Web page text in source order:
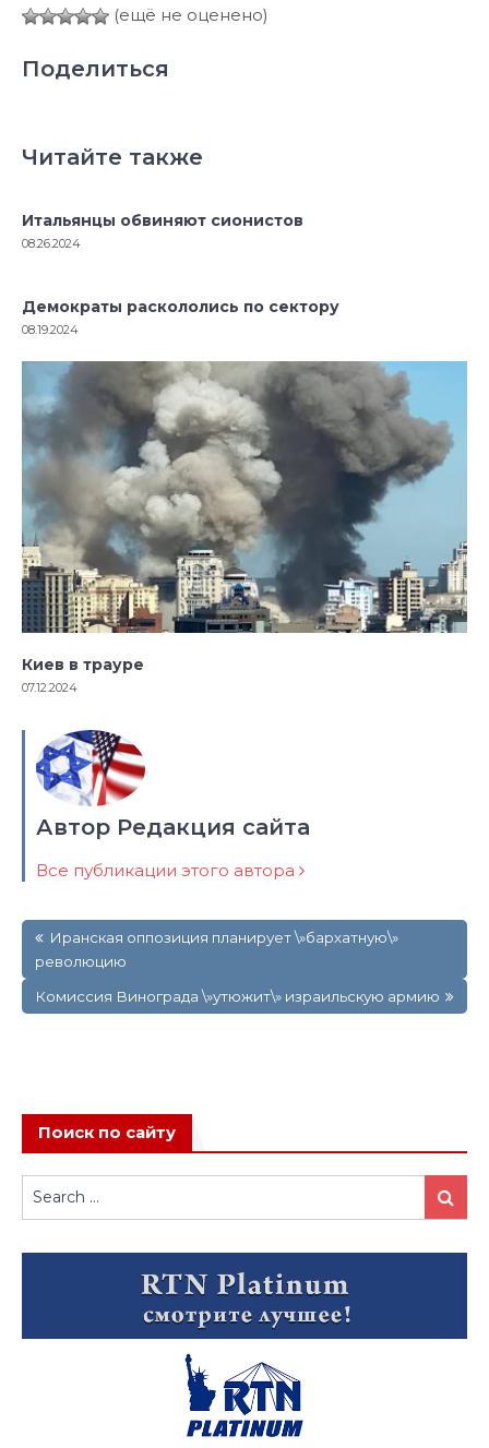
(ещё не оценено)
Поделиться
Читайте также
Итальянцы обвиняют сионистов
08.26.2024
Демократы раскололись по сектору
08.19.2024
Киев в трауре
07.12.2024
Автор Редакция сайта
Все публикации этого автора
по
записям
Иранская оппозиция планирует \»бархатную\»
революцию
Комиссия Винограда \»утюжит\» израильскую армию
Поиск по сайту
Search
for:
Search